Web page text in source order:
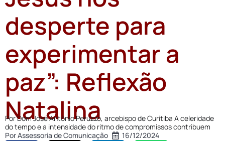
desperte para
experimentar a
paz”: Reflexão
Natalina
Por Dom José Antônio Peruzzo, arcebispo de Curitiba A celeridade
do tempo e a intensidade do ritmo de compromissos contribuem
PorAssessoria de Comunicação 16/12/2024